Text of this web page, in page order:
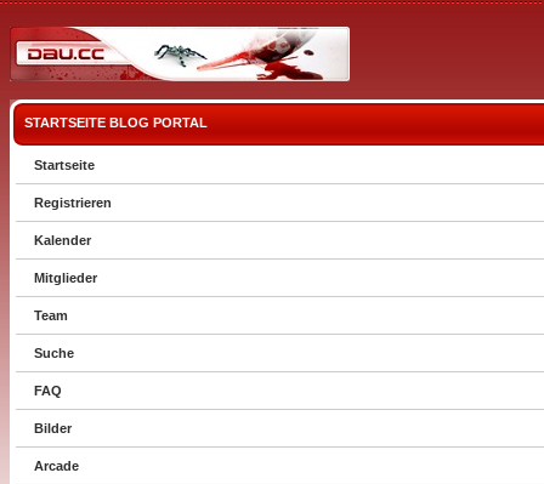
STARTSEITE BLOG PORTAL
Startseite
Registrieren
Kalender
Mitglieder
Team
Suche
FAQ
Bilder
Arcade